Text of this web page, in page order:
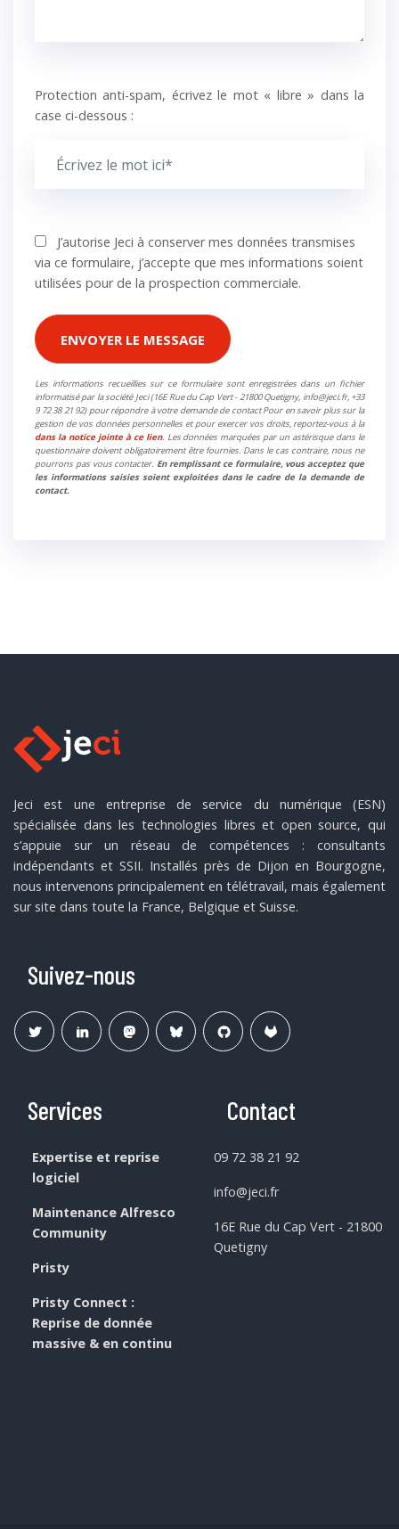
Protection anti-spam, écrivez le mot « libre » dans la
case ci-dessous :
J’autorise Jeci à conserver mes données transmises
via ce formulaire, j’accepte que mes informations soient
utilisées pour de la prospection commerciale.
ENVOYER LE MESSAGE
Les informations recueillies sur ce formulaire sont enregistrées dans un fichier
informatisé par la société Jeci (16E Rue du Cap Vert - 21800 Quetigny, info@jeci.fr, +33
9 72 38 21 92) pour répondre à votre demande de contact Pour en savoir plus sur la
gestion de vos données personnelles et pour exercer vos droits, reportez-vous à la
dans la notice jointe à ce lien. Les données marquées par un astérisque dans le
questionnaire doivent obligatoirement être fournies. Dans le cas contraire, nous ne
pourrons pas vous contacter. En remplissant ce formulaire, vous acceptez que
les informations saisies soient exploitées dans le cadre de la demande de
contact.
Jeci est une entreprise de service du numérique (ESN)
spécialisée dans les technologies libres et open source, qui
s’appuie sur un réseau de compétences : consultants
indépendants et SSII. Installés près de Dijon en Bourgogne,
nous intervenons principalement en télétravail, mais également
sur site dans toute la France, Belgique et Suisse.
Suivez-nous
Services
Expertise et reprise
logiciel
Maintenance Alfresco
Community
Pristy
Pristy Connect :
Reprise de donnée
massive & en continu
Contact
09 72 38 21 92
info@jeci.fr
16E Rue du Cap Vert - 21800
Quetigny